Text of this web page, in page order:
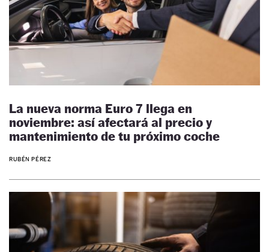
La nueva norma Euro 7 llega en
noviembre: así afectará al precio y
mantenimiento de tu próximo coche
RUBÉN PÉREZ